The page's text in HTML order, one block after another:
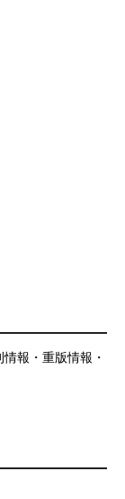
報・重版情報・